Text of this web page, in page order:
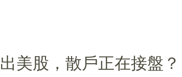
美股，散戶正在接盤？